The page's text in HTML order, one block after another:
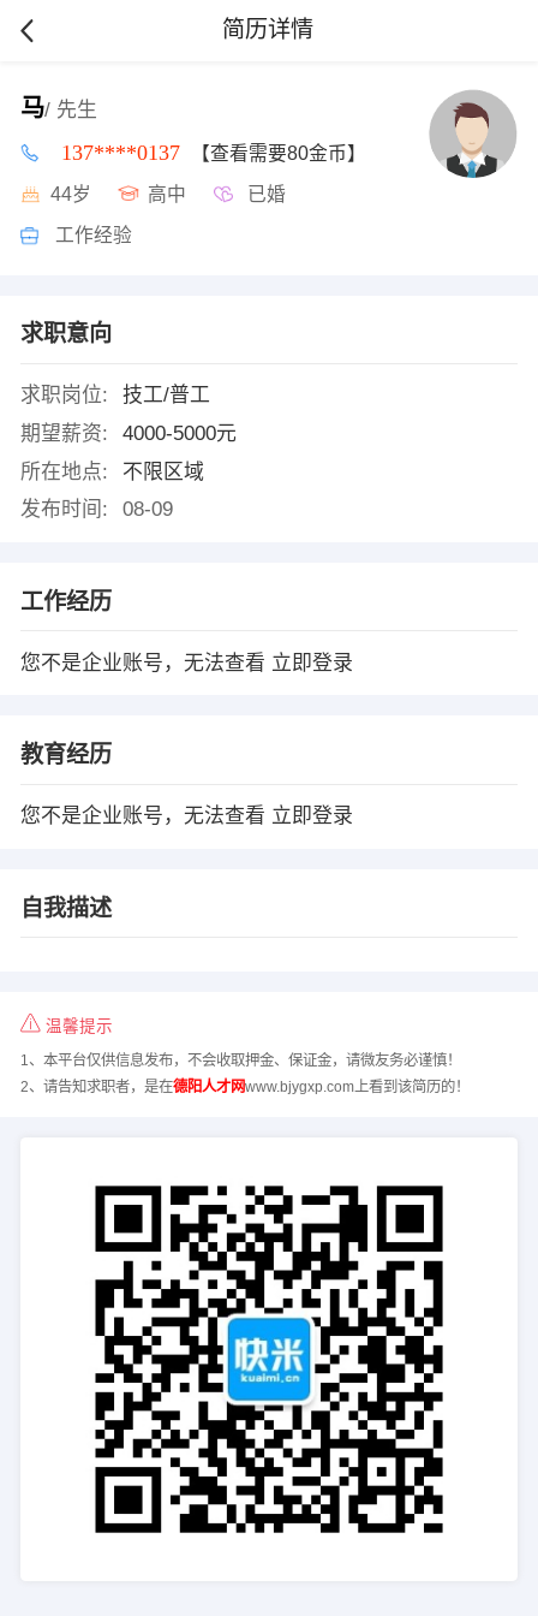
简历详情
马/ 先生
137****0137 【查看需要80金币】
44岁 高中 已婚
工作经验
求职意向
求职岗位:
技工/普工
期望薪资:
4000-5000元
所在地点:
不限区域
发布时间:
08-09
工作经历
您不是企业账号，无法查看 立即登录
教育经历
您不是企业账号，无法查看 立即登录
自我描述
温馨提示
1、本平台仅供信息发布，不会收取押金、保证金，请微友务必谨慎！
2、请告知求职者，是在德阳人才网www.bjygxp.com上看到该简历的！